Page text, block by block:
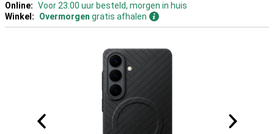
Online: Voor 23:00 uur besteld, morgen in huis
Winkel:
Overmorgen gratis afhalen